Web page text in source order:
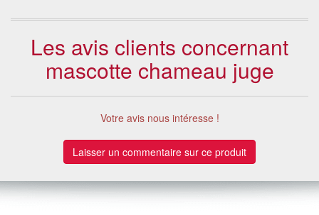
Les avis clients concernant
mascotte chameau juge
Votre avis nous intéresse !
Laisser un commentaire sur ce produit